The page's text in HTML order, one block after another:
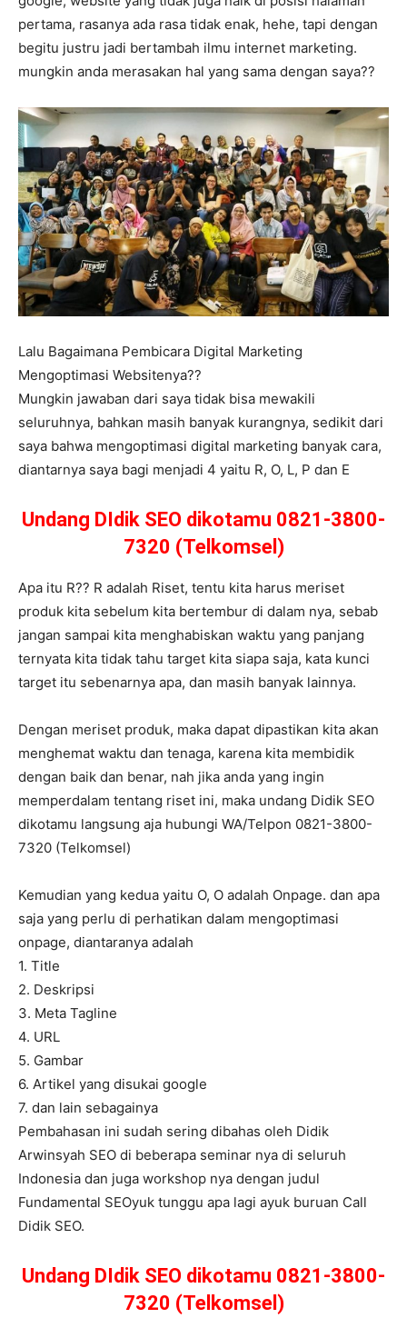
pertama, rasanya ada rasa tidak enak, hehe, tapi dengan
begitu justru jadi bertambah ilmu internet marketing.
mungkin anda merasakan hal yang sama dengan saya??
Lalu Bagaimana Pembicara Digital Marketing
Mengoptimasi Websitenya??
Mungkin jawaban dari saya tidak bisa mewakili
seluruhnya, bahkan masih banyak kurangnya, sedikit dari
saya bahwa mengoptimasi digital marketing banyak cara,
diantarnya saya bagi menjadi 4 yaitu R, O, L, P dan E
Undang DIdik SEO dikotamu 0821-3800-
7320 (Telkomsel)
Apa itu R?? R adalah Riset, tentu kita harus meriset
produk kita sebelum kita bertembur di dalam nya, sebab
jangan sampai kita menghabiskan waktu yang panjang
ternyata kita tidak tahu target kita siapa saja, kata kunci
target itu sebenarnya apa, dan masih banyak lainnya.
Dengan meriset produk, maka dapat dipastikan kita akan
menghemat waktu dan tenaga, karena kita membidik
dengan baik dan benar, nah jika anda yang ingin
memperdalam tentang riset ini, maka undang Didik SEO
dikotamu langsung aja hubungi WA/Telpon 0821-3800-
7320 (Telkomsel)
Kemudian yang kedua yaitu O, O adalah Onpage. dan apa
saja yang perlu di perhatikan dalam mengoptimasi
onpage, diantaranya adalah
1. Title
2. Deskripsi
3. Meta Tagline
4. URL
5. Gambar
6. Artikel yang disukai google
7. dan lain sebagainya
Pembahasan ini sudah sering dibahas oleh Didik
Arwinsyah SEO di beberapa seminar nya di seluruh
Indonesia dan juga workshop nya dengan judul
Fundamental SEOyuk tunggu apa lagi ayuk buruan Call
Didik SEO.
Undang DIdik SEO dikotamu 0821-3800-
7320 (Telkomsel)